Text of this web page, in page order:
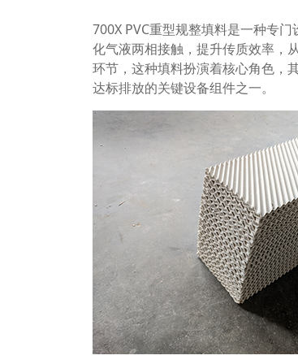
700X PVC重型规整填料是一种专
化气液两相接触，提升传质效率，
环节，这种填料扮演着核心角色，
达标排放的关键设备组件之一。